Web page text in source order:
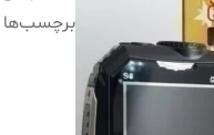
برچسب‌ها